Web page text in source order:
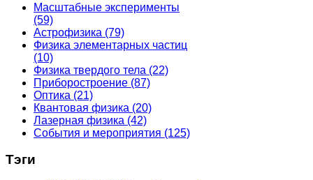
Масштабные эксперименты
(59)
Астрофизика (79)
Физика элементарных частиц
(10)
Физика твердого тела (22)
Приборостроение (87)
Оптика (21)
Квантовая физика (20)
Лазерная физика (42)
События и мероприятия (125)
Тэги